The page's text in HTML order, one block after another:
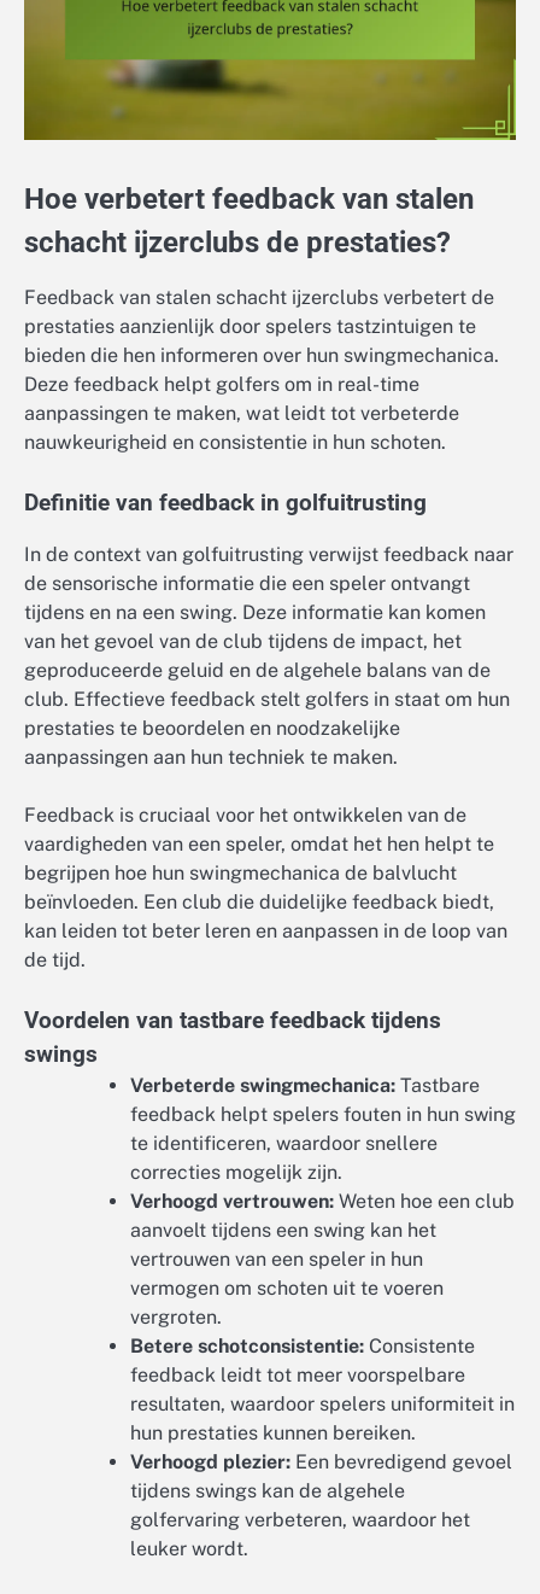
Hoe verbetert feedback van stalen
schacht ijzerclubs de prestaties?
Feedback van stalen schacht ijzerclubs verbetert de
prestaties aanzienlijk door spelers tastzintuigen te
bieden die hen informeren over hun swingmechanica.
Deze feedback helpt golfers om in real-time
aanpassingen te maken, wat leidt tot verbeterde
nauwkeurigheid en consistentie in hun schoten.
Definitie van feedback in golfuitrusting
In de context van golfuitrusting verwijst feedback naar
de sensorische informatie die een speler ontvangt
tijdens en na een swing. Deze informatie kan komen
van het gevoel van de club tijdens de impact, het
geproduceerde geluid en de algehele balans van de
club. Effectieve feedback stelt golfers in staat om hun
prestaties te beoordelen en noodzakelijke
aanpassingen aan hun techniek te maken.
Feedback is cruciaal voor het ontwikkelen van de
vaardigheden van een speler, omdat het hen helpt te
begrijpen hoe hun swingmechanica de balvlucht
beïnvloeden. Een club die duidelijke feedback biedt,
kan leiden tot beter leren en aanpassen in de loop van
de tijd.
Voordelen van tastbare feedback tijdens
swings
Verbeterde swingmechanica: Tastbare
feedback helpt spelers fouten in hun swing
te identificeren, waardoor snellere
correcties mogelijk zijn.
Verhoogd vertrouwen: Weten hoe een club
aanvoelt tijdens een swing kan het
vertrouwen van een speler in hun
vermogen om schoten uit te voeren
vergroten.
Betere schotconsistentie: Consistente
feedback leidt tot meer voorspelbare
resultaten, waardoor spelers uniformiteit in
hun prestaties kunnen bereiken.
Verhoogd plezier: Een bevredigend gevoel
tijdens swings kan de algehele
golfervaring verbeteren, waardoor het
leuker wordt.